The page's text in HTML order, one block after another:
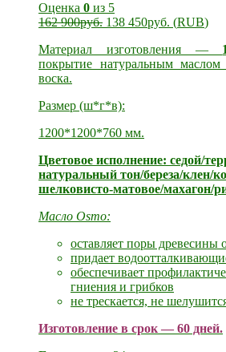
Оценка 0 из 5
162 900руб. 138 450руб. (RUB)
Материал изготовления —
покрытие натуральным
воска.
Размер (ш*г*в):
1200*1200*760 мм.
Цветовое исполнение: седой/
натуральный тон/береза/клен/
шелковисто-матовое/махагон/
Масло Osmo:
оставляет поры древесины
придает
обеспечивает
гниения и грибков
не трескается, не
Изготовление в срок — 60 дней.